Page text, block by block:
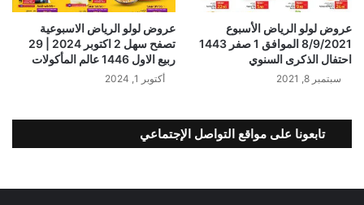
عروض لولو الرياض الأسبوع
8/9/2021 الموافق 1 صفر 1443
احتفال الذكرى السنوي
سبتمبر 8, 2021
عروض لولو الرياض الاسبوعية
تصفح سهل 2 اكتوبر 2024 | 29
ربيع الاول 1446 عالم المأكولات
أكتوبر 1, 2024
تابعونا على مواقع التواصل الإجتماعي